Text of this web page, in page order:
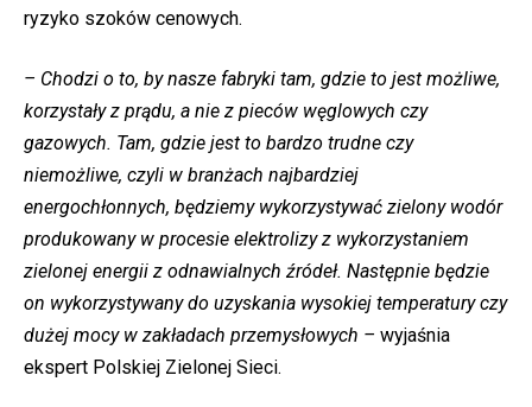
ryzyko szoków cenowych.
– Chodzi o to, by nasze fabryki tam, gdzie to jest możliwe,
korzystały z prądu, a nie z pieców węglowych czy
gazowych. Tam, gdzie jest to bardzo trudne czy
niemożliwe, czyli w branżach najbardziej
energochłonnych, będziemy wykorzystywać zielony wodór
produkowany w procesie elektrolizy z wykorzystaniem
zielonej energii z odnawialnych źródeł. Następnie będzie
on wykorzystywany do uzyskania wysokiej temperatury czy
dużej mocy w zakładach przemysłowych – wyjaśnia
ekspert Polskiej Zielonej Sieci.